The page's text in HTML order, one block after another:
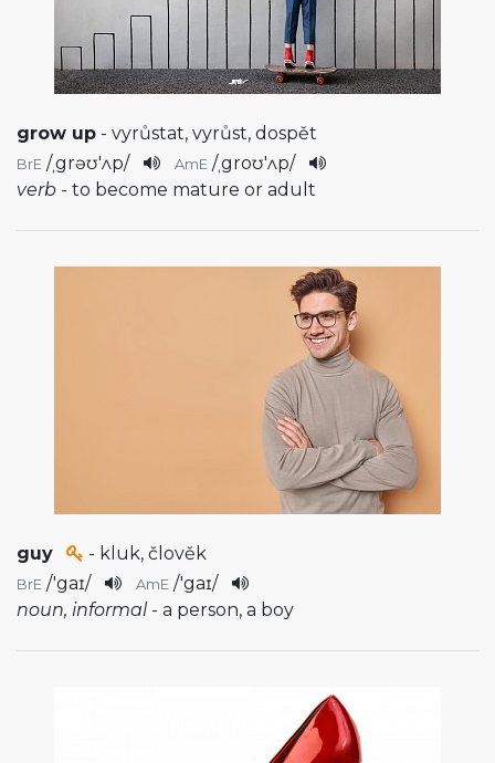
grow up - vyrůstat, vyrůst, dospět
BrE /ˌgrəʊ'ʌp/ AmE /ˌgroʊ'ʌp/
verb - to become mature or adult
guy - kluk, člověk
BrE /'gaɪ/ AmE /'gaɪ/
noun, informal - a person, a boy